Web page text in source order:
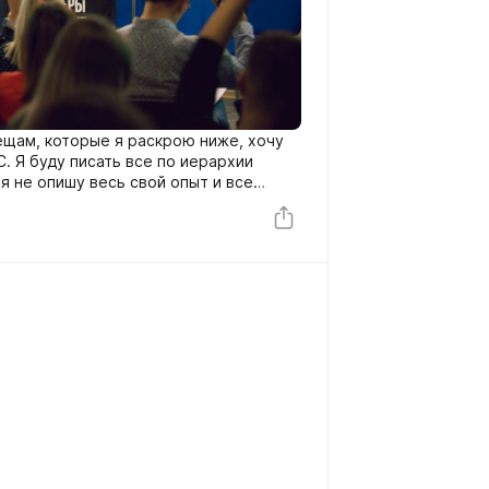
которые я раскрою ниже, хочу
Я буду писать все по иерархии
не опишу весь свой опыт и все
взросления и СВОЙ СТАРТ